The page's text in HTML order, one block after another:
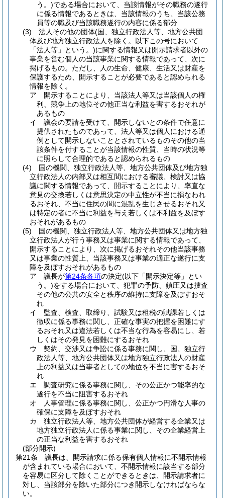
う。)である場合において、当該情報がその職務の遂行
に係る情報であるときは、当該情報のうち、当該公務
員等の職及び当該職務遂行の内容に係る部分
(3)
法人その他の団体(国、独立行政法人等、地方公共団
体及び地方独立行政法人を除く。以下この号において
「法人等」という。)に関する情報又は開示請求者以外の
事業を営む個人の当該事業に関する情報であって、次に
掲げるもの。 ただし、人の生命、健康、生活又は財産を
保護するため、開示することが必要であると認められる
情報を除く。
ア
開示することにより、当該法人等又は当該個人の権
利、競争上の地位その他正当な利益を害するおそれが
あるもの
イ
議会の要請を受けて、開示しないとの条件で任意に
提供されたものであって、法人等又は個人における通
例として開示しないこととされているものその他の当
該条件を付することが当該情報の性質、当時の状況等
に照らして合理的であると認められるもの
(4)
国の機関、独立行政法人等、地方公共団体及び地方独
立行政法人の内部又は相互間における審議、検討又は協
議に関する情報であって、開示することにより、率直な
意見の交換若しくは意思決定の中立性が不当に損なわれ
るおそれ、不当に住民の間に混乱を生じさせるおそれ又
は特定の者に不当に利益を与え若しくは不利益を及ぼす
おそれがあるもの
(5)
国の機関、独立行政法人等、地方公共団体又は地方独
立行政法人が行う事務又は事業に関する情報であって、
開示することにより、次に掲げるおそれその他当該事務
又は事業の性質上、当該事務又は事業の適正な遂行に支
障を及ぼすおそれがあるもの
ア
議長が第24条各項の決定(以下「開示決定等」とい
う。)をする場合において、犯罪の予防、鎮圧又は捜査
その他の公共の安全と秩序の維持に支障を及ぼすおそ
れ
イ
監査、検査、取締り、試験又は租税の賦課若しくは
徴収に係る事務に関し、正確な事実の把握を困難にす
るおそれ又は違法若しくは不当な行為を容易にし、若
しくはその発見を困難にするおそれ
ウ
契約、交渉又は争訟に係る事務に関し、国、独立行
政法人等、地方公共団体又は地方独立行政法人の財産
上の利益又は当事者としての地位を不当に害するおそ
れ
エ
調査研究に係る事務に関し、その公正かつ能率的な
遂行を不当に阻害するおそれ
オ
人事管理に係る事務に関し、公正かつ円滑な人事の
確保に支障を及ぼすおそれ
カ
独立行政法人等、地方公共団体が経営する企業又は
地方独立行政法人に係る事業に関し、その企業経営上
の正当な利益を害するおそれ
(部分開示)
第21条
議長は、開示請求に係る保有個人情報に不開示情報
が含まれている場合において、不開示情報に該当する部分
を容易に区分して除くことができるときは、開示請求者に
対し、当該部分を除いた部分につき開示しなければならな
い。